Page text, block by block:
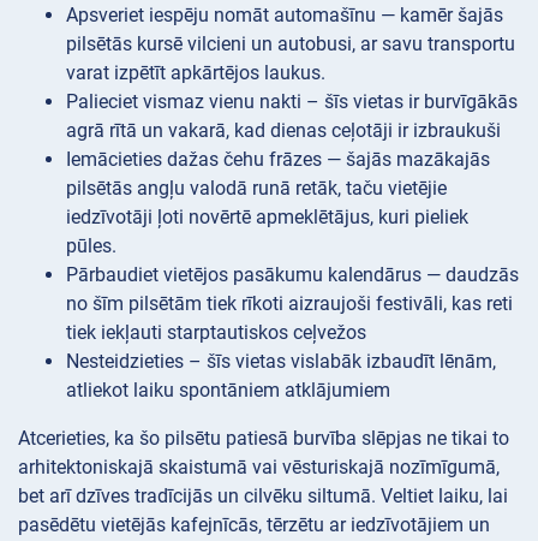
Apsveriet iespēju nomāt automašīnu — kamēr šajās
pilsētās kursē vilcieni un autobusi, ar savu transportu
varat izpētīt apkārtējos laukus.
Palieciet vismaz vienu nakti – šīs vietas ir burvīgākās
agrā rītā un vakarā, kad dienas ceļotāji ir izbraukuši
Iemācieties dažas čehu frāzes — šajās mazākajās
pilsētās angļu valodā runā retāk, taču vietējie
iedzīvotāji ļoti novērtē apmeklētājus, kuri pieliek
pūles.
Pārbaudiet vietējos pasākumu kalendārus — daudzās
no šīm pilsētām tiek rīkoti aizraujoši festivāli, kas reti
tiek iekļauti starptautiskos ceļvežos
Nesteidzieties – šīs vietas vislabāk izbaudīt lēnām,
atliekot laiku spontāniem atklājumiem
Atcerieties, ka šo pilsētu patiesā burvība slēpjas ne tikai to
arhitektoniskajā skaistumā vai vēsturiskajā nozīmīgumā,
bet arī dzīves tradīcijās un cilvēku siltumā. Veltiet laiku, lai
pasēdētu vietējās kafejnīcās, tērzētu ar iedzīvotājiem un